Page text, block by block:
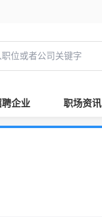
聘企业 职场资讯